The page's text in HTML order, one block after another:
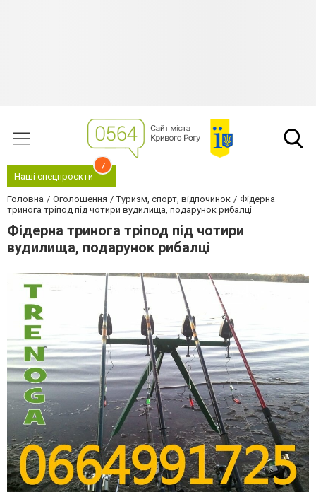
Наші спецпроєкти
7
Головна Оголошення Туризм, спорт, відпочинок
Фідерна
тринога тріпод під чотири вудилища, подарунок рибалці
Фідерна тринога тріпод під чотири
вудилища, подарунок рибалці